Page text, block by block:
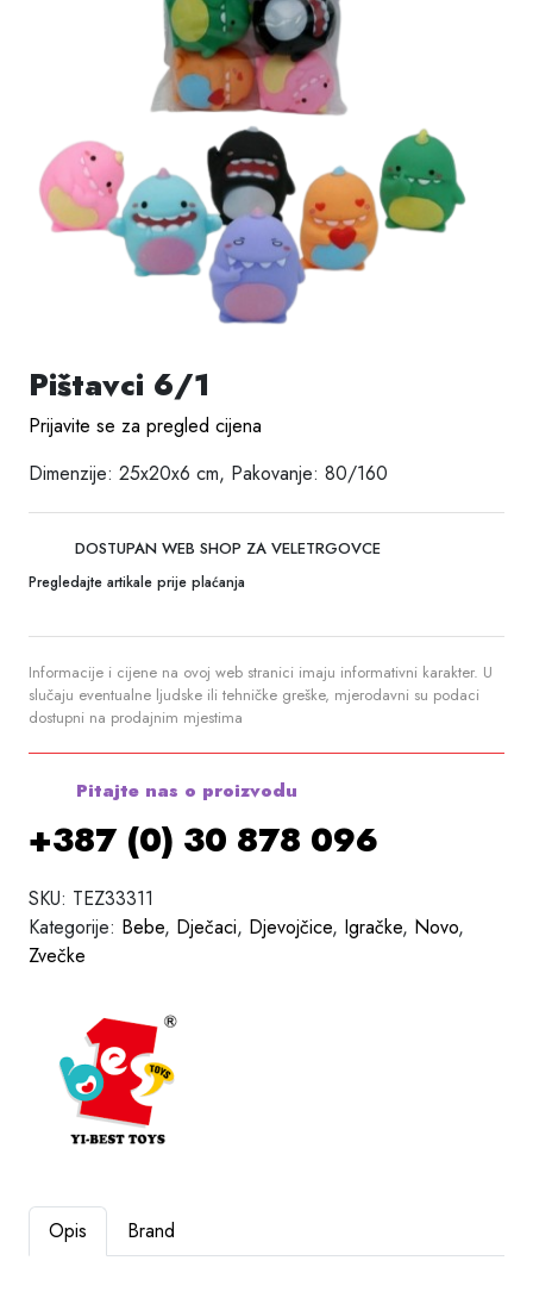
Pištavci 6/1
Prijavite se za pregled cijena
Dimenzije: 25x20x6 cm, Pakovanje: 80/160
DOSTUPAN WEB SHOP ZA VELETRGOVCE
Pregledajte artikale prije plaćanja
Informacije i cijene na ovoj web stranici imaju informativni karakter. U
slučaju eventualne ljudske ili tehničke greške, mjerodavni su podaci
dostupni na prodajnim mjestima
Pitajte nas o proizvodu
+387 (0) 30 878 096
SKU: TEZ33311
Kategorije: Bebe, Dječaci, Djevojčice, Igračke, Novo,
Zvečke
Opis Brand